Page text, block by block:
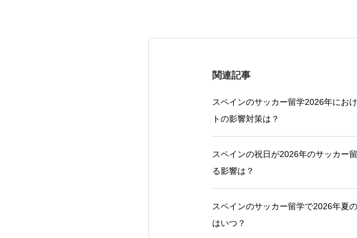
関連記事
スペインのサッカー留学2026年にお
トの影響対策は？
スペインの祝日が2026年のサッカー
る影響は？
スペインのサッカー留学で2026年夏
はいつ？